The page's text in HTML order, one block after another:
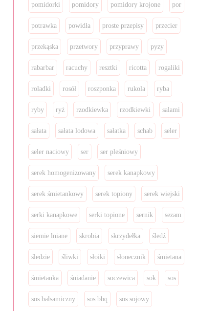
pomidorki pomidory pomidory krojone por
potrawka powidła proste przepisy przecier
przekąska przetwory przyprawy pyzy
rabarbar racuchy resztki ricotta rogaliki
roladki rosół roszponka rukola ryba
ryby ryż rzodkiewka rzodkiewki salami
sałata sałata lodowa sałatka schab seler
seler naciowy ser ser pleśniowy
serek homogenizowany serek kanapkowy
serek śmietankowy serek topiony serek wiejski
serki kanapkowe serki topione sernik sezam
siemie lniane skrobia skrzydełka śledź
śledzie śliwki słoiki słonecznik śmietana
śmietanka śniadanie soczewica sok sos
sos balsamiczny sos bbq sos sojowy